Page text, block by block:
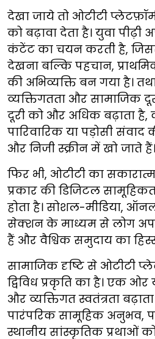
देखा जाये तो ओटीटी
को बढ़ावा देता है। युवा
कंटेंट का चयन करती है,
देखना बल्कि पहचान,
की अभिव्यक्ति बन गया है।
व्यक्तिगतता और सामाजिक
दूरी को और अधिक बढ़ाता है,
पारिवारिक या पड़ोसी
और निजी स्क्रीन में खो जाते हैं।
फिर भी, ओटीटी का
प्रकार की डिजिटल
होता है। सोशल-मीडिया,
सेक्शन के माध्यम से लोग
हैं और वैश्विक समुदाय का
सामाजिक दृष्टि से ओटीटी
द्विविध प्रकृति का है। एक ओर
और व्यक्तिगत स्वतंत्रता
पारंपरिक सामूहिक अनुभव,
स्थानीय सांस्कृतिक प्रथाओं